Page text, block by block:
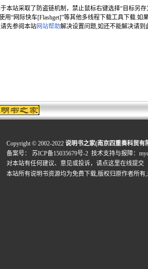
本站采取了防盗链机制，禁止鼠标右键选择“目标另
用“网际快车[Flashget]”等其他多线程下载工具下载.如
先参阅本站网站帮助解决设置问题,如还不能解决请到
Copyright © 2002-2022 说明书之家(南京四重奏科贸有
备案号：
苏ICP备15035679号-2 技术支持与报障：
对本站有任何建议、意见或投诉， 请点这里在线提交
本站所有说明书资源均为免费下载,版权归原作者所